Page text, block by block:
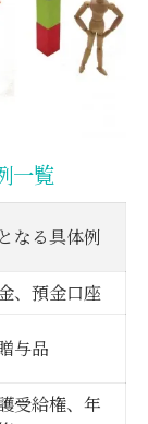
比較
の位置づけ
条件
一覧
一覧
なる具体例
、預金口座
与品
受給権、年